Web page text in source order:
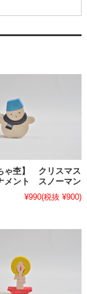
ゃ杢】 クリスマス
メント スノーマン
¥990(税抜 ¥900)